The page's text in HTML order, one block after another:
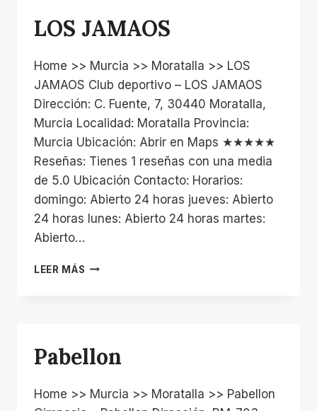
LOS JAMAOS
Home >> Murcia >> Moratalla >> LOS
JAMAOS Club deportivo – LOS JAMAOS
Dirección: C. Fuente, 7, 30440 Moratalla,
Murcia Localidad: Moratalla Provincia:
Murcia Ubicación: Abrir en Maps ★★★★★
Reseñas: Tienes 1 reseñas con una media
de 5.0 Ubicación Contacto: Horarios:
domingo: Abierto 24 horas jueves: Abierto
24 horas lunes: Abierto 24 horas martes:
Abierto…
LEER MÁS LOS
Pabellon
Home >> Murcia >> Moratalla >> Pabellon